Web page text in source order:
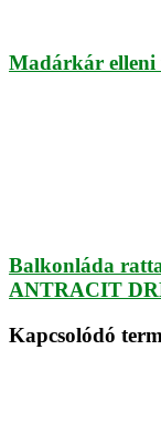
Madárkár elleni
Balkonláda
ANTRACIT
Kapcsolódó